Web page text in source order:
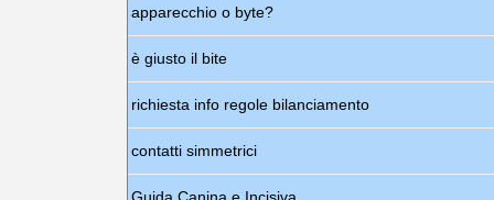
apparecchio o byte?
è giusto il bite
richiesta info regole bilanciamento
contatti simmetrici